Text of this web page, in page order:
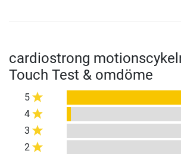
cardiostrong
Touch Test & omdöme
5
4
3
2